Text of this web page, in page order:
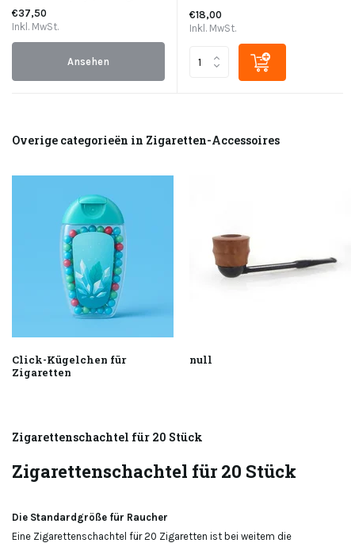
€37,50
Inkl. MwSt.
Ansehen
€18,00
Inkl. MwSt.
Overige categorieën in Zigaretten-Accessoires
Click-Kügelchen für
Zigaretten
null
Zigarettenschachtel für 20 Stück
Zigarettenschachtel für 20 Stück
Die Standardgröße für Raucher
Eine Zigarettenschachtel für 20 Zigaretten ist bei weitem die